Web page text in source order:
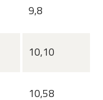
9,8
10,10
10,58